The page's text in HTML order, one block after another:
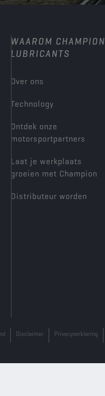
WAAROM CHAMPION
LUBRICANTS
Over ons
Technology
Ontdek onze
motorsportpartners
Laat je werkplaats
groeien met Champion
Distributeur worden
Disclaimer Privacyverklaring